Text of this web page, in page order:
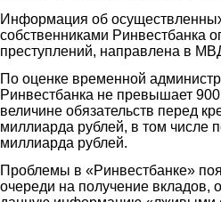
Информация об
собственниками Ринвестбанка
преступлений, направлена в
По оценке временной
Ринвестбанка не превышает
величине обязательств перед
миллиарда рублей, в том
миллиарда рублей.
Проблемы в «Ринвестбанке»
очереди на получение вкладов,